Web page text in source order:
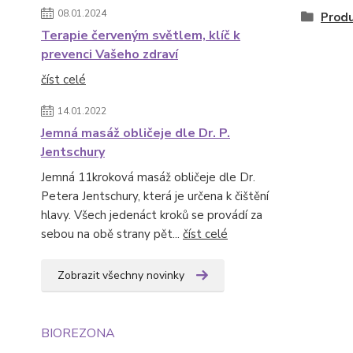
08.01.2024
Terapie červeným světlem, klíč k
prevenci Vašeho zdraví
číst celé
14.01.2022
Jemná masáž obličeje dle Dr. P.
Jentschury
Jemná 11kroková masáž obličeje dle Dr.
Petera Jentschury, která je určena k čištění
hlavy. Všech jedenáct kroků se provádí za
sebou na obě strany pět... číst celé
Zobrazit všechny novinky
BIOREZONA